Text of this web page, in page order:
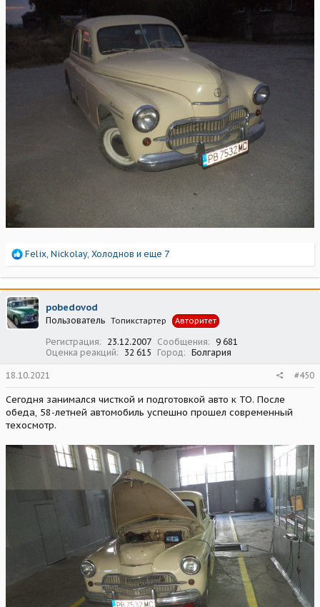
Р
а
к
ц
и
и
Felix, Nickolay, Холоднов и еще 7
pobedovod
Пользователь Топикстартер Авторитет
Регистрация 23.12.2007 Сообщения
9 681
Оценка реакций
32 615 Город Болгария
18.10.2021 #450
Сегодня занимался чисткой и подготовкой авто к ТО. После
обеда, 58-летней автомобиль успешно прошел современный
техосмотр.